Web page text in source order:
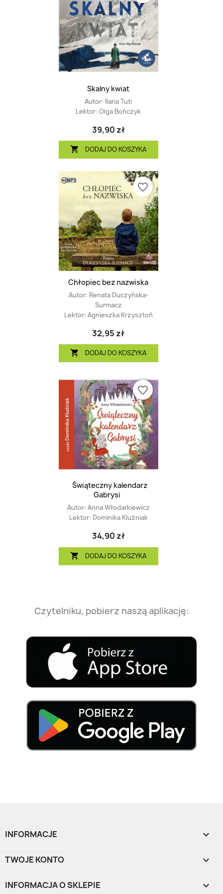
Skalny kwiat
Autor: Ilaria Tuti
Lektor: Olga Bończyk
39,90 zł
 DODAJ DO KOSZYKA
Chłopiec bez nazwiska
Autor: Renata Duczyńska-
Surmacz
Lektor: Agnieszka Krzysztoń
32,95 zł
 DODAJ DO KOSZYKA
favorite_border
Świąteczny kalendarz
Gabrysi
Autor: Anna Włodarkiewicz
Lektor: Dominika Kluźniak
34,90 zł
 DODAJ DO KOSZYKA
favorite_border
Czytelniku, pobierz naszą aplikację:
INFORMACJE 
TWOJE KONTO 
INFORMACJA O SKLEPIE keyboard_arrow_down